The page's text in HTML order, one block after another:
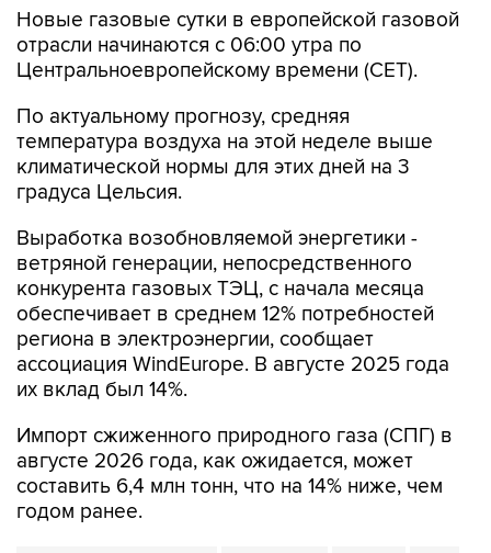
Новые газовые сутки в европейской газовой
отрасли начинаются c 06:00 утра по
Центральноевропейскому времени (CET).
По актуальному прогнозу, средняя
температура воздуха на этой неделе выше
климатической нормы для этих дней на 3
градуса Цельсия.
Выработка возобновляемой энергетики -
ветряной генерации, непосредственного
конкурента газовых ТЭЦ, с начала месяца
обеспечивает в среднем 12% потребностей
региона в электроэнергии, сообщает
ассоциация WindEurope. В августе 2025 года
их вклад был 14%.
Импорт сжиженного природного газа (СПГ) в
августе 2026 года, как ожидается, может
составить 6,4 млн тонн, что на 14% ниже, чем
годом ранее.